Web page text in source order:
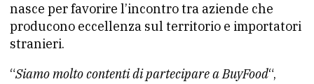
nasce per favorire l’incontro tra aziende che
producono eccellenza sul territorio e importatori
stranieri.
“Siamo molto contenti di partecipare a BuyFood“,